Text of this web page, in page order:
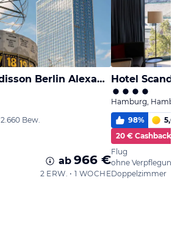
Park Inn by Radisson Berlin Alexanderplatz
2.660 Bew.
ab 966 €
2 ERW. • 1 WOCHE
Hotel
Hamburg,
98% 5,6
20 € Cashback
Flug
ohne Verpflegung
Doppelzimmer